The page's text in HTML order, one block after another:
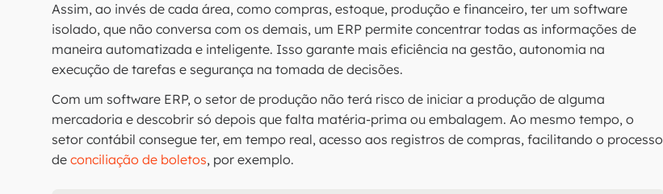
Assim, ao invés de cada área, como compras, estoque, produção e financeiro, ter um software
isolado, que não conversa com os demais, um ERP permite concentrar todas as informações de
maneira automatizada e inteligente. Isso garante mais eficiência na gestão, autonomia na
execução de tarefas e segurança na tomada de decisões.
Com um software ERP, o setor de produção não terá risco de iniciar a produção de alguma
mercadoria e descobrir só depois que falta matéria-prima ou embalagem. Ao mesmo tempo, o
setor contábil consegue ter, em tempo real, acesso aos registros de compras, facilitando o processo
de conciliação de boletos, por exemplo.